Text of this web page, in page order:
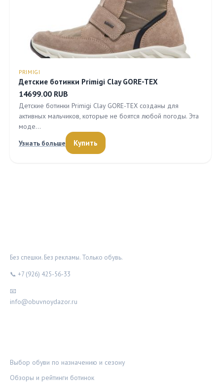
PRIMIGI
Детские ботинки Primigi Clay GORE-TEX
14699.00 RUB
Детские ботинки Primigi Clay GORE-TEX созданы для
активных мальчиков, которые не боятся любой погоды. Эта
моде…
Узнать больше
Купить
Без спешки. Без рекламы. Только обувь.
📞 +7 (926) 425-56-33
📧
info@obuvnoydazor.ru
Выбор обуви по назначению и сезону
Обзоры и рейтинги ботинок